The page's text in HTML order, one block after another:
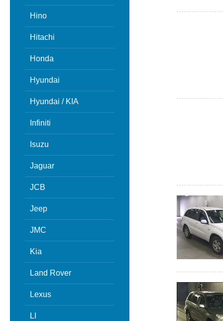
Hino
Hitachi
Honda
Hyundai
Hyundai / KIA
Infiniti
Isuzu
Jaguar
JCB
Jeep
JMC
Kia
Land Rover
Lexus
LI